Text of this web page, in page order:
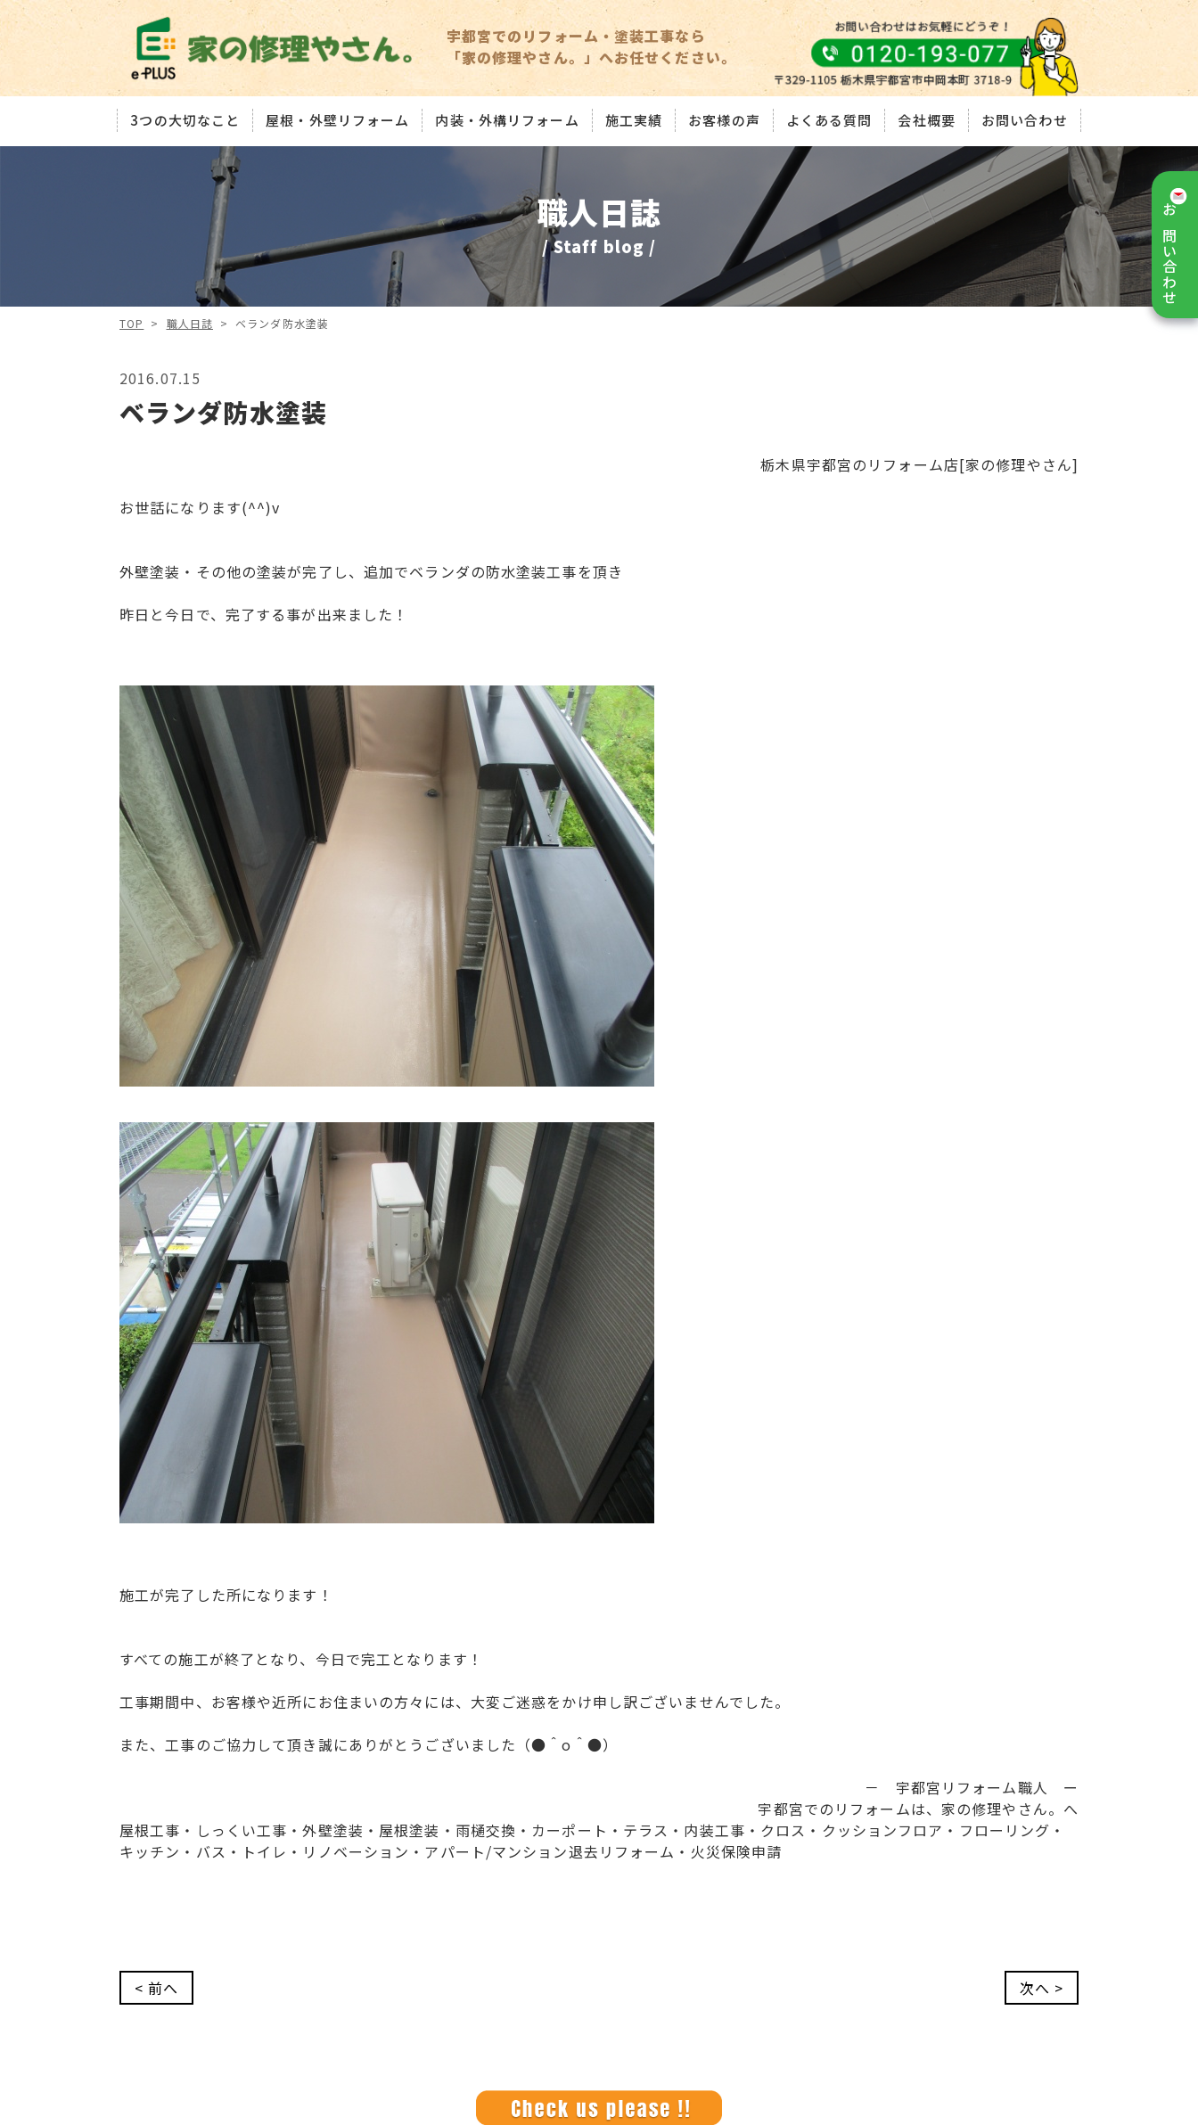
宇都宮でのリフォーム・塗装工事なら
「家の修理やさん。」へお任せください。
3つの大切なこと 屋根・外壁リフォーム 内装・外構リフォーム 施工実績 お客様の声 よくある質問 会社概要 お問い合わせ
お問い合わせ
職人日誌
/ Staff blog /
TOP > 職人日誌 > ベランダ防水塗装
2016.07.15
ベランダ防水塗装
栃木県宇都宮のリフォーム店[家の修理やさん]
お世話になります(^^)v
外壁塗装・その他の塗装が完了し、追加でベランダの防水塗装工事を頂き
昨日と今日で、完了する事が出来ました！
施工が完了した所になります！
すべての施工が終了となり、今日で完工となります！
工事期間中、お客様や近所にお住まいの方々には、大変ご迷惑をかけ申し訳ございませんでした。
また、工事のご協力して頂き誠にありがとうございました（●＾o＾●）
－ 宇都宮リフォーム職人 ー
宇都宮でのリフォームは、家の修理やさん。へ
屋根工事・しっくい工事・外壁塗装・屋根塗装・雨樋交換・カーポート・テラス・内装工事・クロス・クッションフロア・フローリング・
キッチン・バス・トイレ・リノベーション・アパート/マンション退去リフォーム・火災保険申請
< 前へ 次へ >